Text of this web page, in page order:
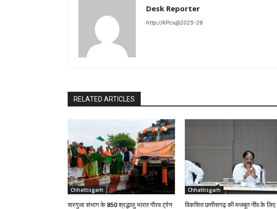
Desk Reporter
http://KPcs@2025-26
RELATED ARTICLES
Chhattisgarh
सरगुजा संभाग के 850 श्रद्धालु भारत गौरव ट्रेन
Chhattisgarh
विकसित छत्तीसगढ़ की मजबूत नींव के लिए